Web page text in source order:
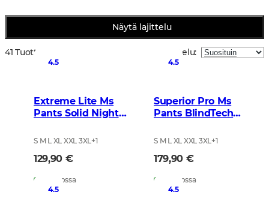
Näytä lajittelu
41 Tuotteet Lajittelu:
4.5
Extreme Lite Ms
Pants Solid Night
S M L XL XXL 3XL+1
129,90 €
Varastossa
4.5
Superior Pro Ms
Pants BlindTech
S M L XL XXL 3XL+1
179,90 €
Varastossa
4.5
4.5